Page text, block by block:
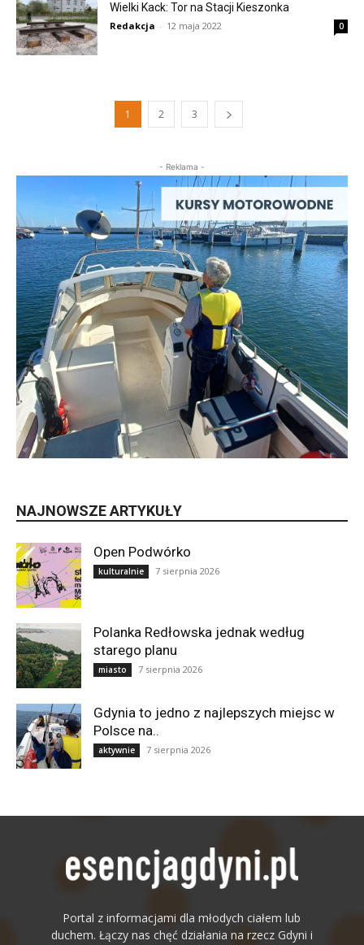
Wielki Kack: Tor na Stacji Kieszonka
Redakcja - 12 maja 2022 0
1 2 3
- Reklama -
NAJNOWSZE ARTYKUŁY
Open Podwórko
kulturalnie 7 sierpnia 2026
Polanka Redłowska jednak według
starego planu
miasto 7 sierpnia 2026
Gdynia to jedno z najlepszych miejsc w
Polsce na..
aktywnie 7 sierpnia 2026
Portal z informacjami dla młodych ciałem lub
duchem. Łączy nas chęć działania na rzecz Gdyni i